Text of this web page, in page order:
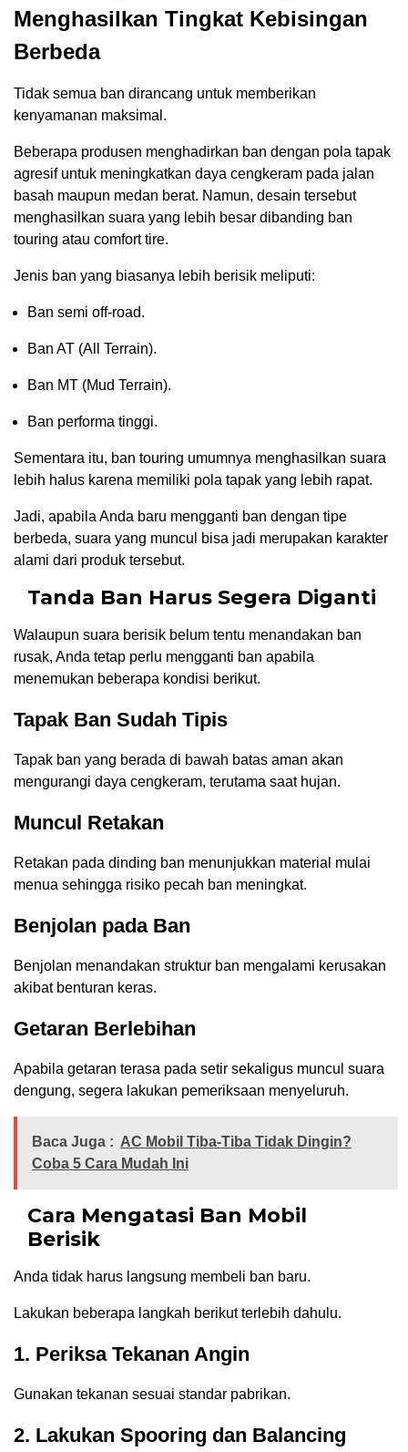
Menghasilkan Tingkat Kebisingan
Berbeda
Tidak semua ban dirancang untuk memberikan
kenyamanan maksimal.
Beberapa produsen menghadirkan ban dengan pola tapak
agresif untuk meningkatkan daya cengkeram pada jalan
basah maupun medan berat. Namun, desain tersebut
menghasilkan suara yang lebih besar dibanding ban
touring atau comfort tire.
Jenis ban yang biasanya lebih berisik meliputi:
Ban semi off-road.
Ban AT (All Terrain).
Ban MT (Mud Terrain).
Ban performa tinggi.
Sementara itu, ban touring umumnya menghasilkan suara
lebih halus karena memiliki pola tapak yang lebih rapat.
Jadi, apabila Anda baru mengganti ban dengan tipe
berbeda, suara yang muncul bisa jadi merupakan karakter
alami dari produk tersebut.
Tanda Ban Harus Segera Diganti
Walaupun suara berisik belum tentu menandakan ban
rusak, Anda tetap perlu mengganti ban apabila
menemukan beberapa kondisi berikut.
Tapak Ban Sudah Tipis
Tapak ban yang berada di bawah batas aman akan
mengurangi daya cengkeram, terutama saat hujan.
Muncul Retakan
Retakan pada dinding ban menunjukkan material mulai
menua sehingga risiko pecah ban meningkat.
Benjolan pada Ban
Benjolan menandakan struktur ban mengalami kerusakan
akibat benturan keras.
Getaran Berlebihan
Apabila getaran terasa pada setir sekaligus muncul suara
dengung, segera lakukan pemeriksaan menyeluruh.
Baca Juga : AC Mobil Tiba-Tiba Tidak Dingin?
Coba 5 Cara Mudah Ini
Cara Mengatasi Ban Mobil
Berisik
Anda tidak harus langsung membeli ban baru.
Lakukan beberapa langkah berikut terlebih dahulu.
1. Periksa Tekanan Angin
Gunakan tekanan sesuai standar pabrikan.
2. Lakukan Spooring dan Balancing